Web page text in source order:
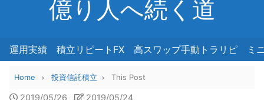
億り人へ続く道
運用実績 積立リピートFX 高スワップ手動トラリピ ミ
Home 投資信託積立 This Post
2019/05/26 2019/05/24